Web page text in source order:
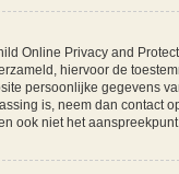
Online Privacy and
hiervoor de
persoonlijke gegevens
is, neem dan contact
ook niet het